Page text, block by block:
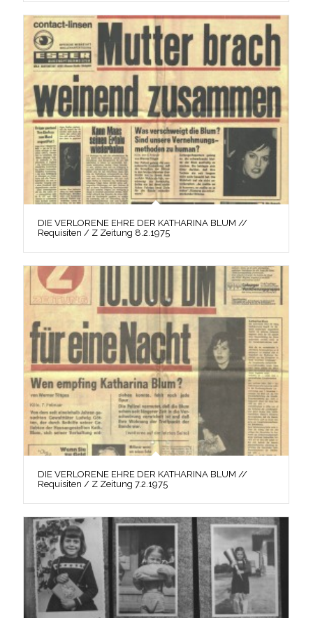
DIE VERLORENE EHRE DER KATHARINA BLUM //
Requisiten / Z Zeitung 8.2.1975
DIE VERLORENE EHRE DER KATHARINA BLUM //
Requisiten / Z Zeitung 7.2.1975